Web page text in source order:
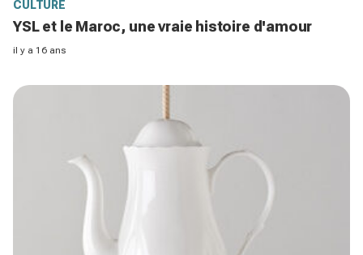
CULTURE
YSL et le Maroc, une vraie histoire d'amour
il y a 16 ans